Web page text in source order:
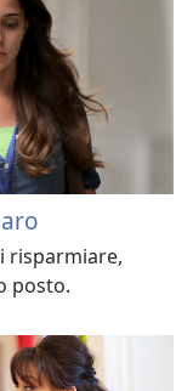
risparmiare,
posto.